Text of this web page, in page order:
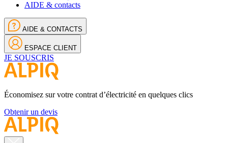
AIDE & contacts
AIDE & CONTACTS
ESPACE CLIENT
JE SOUSCRIS
Économisez sur votre contrat d’électricité en quelques clics
Obtenir un devis